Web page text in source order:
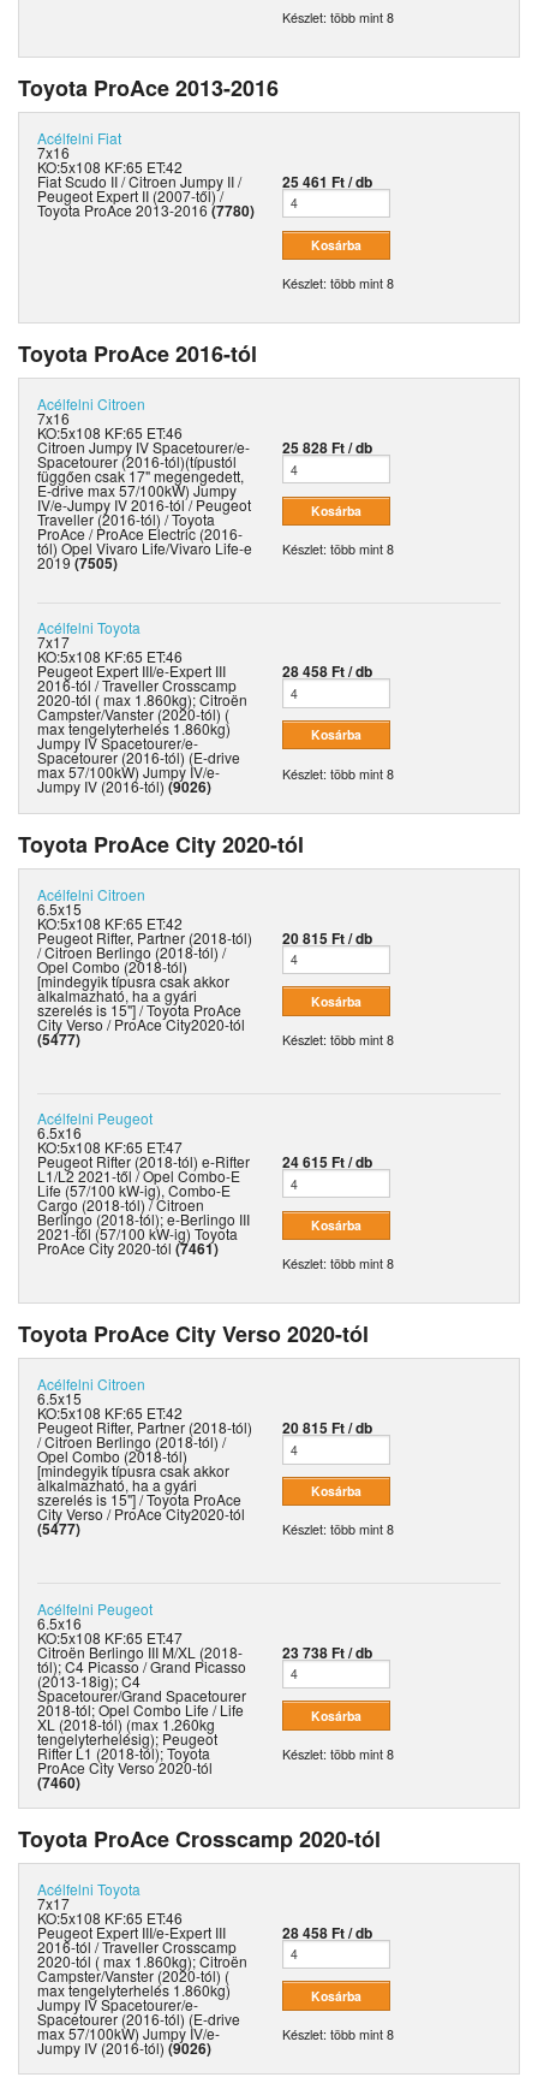
Készlet: több mint 8
Toyota ProAce 2013-2016
Acélfelni Fiat
7x16
KO:5x108 KF:65 ET:42
Fiat Scudo II / Citroen Jumpy II /
Peugeot Expert II (2007-től) /
Toyota ProAce 2013-2016 (7780)
25 461 Ft / db
Készlet: több mint 8
Toyota ProAce 2016-tól
Acélfelni Citroen
7x16
KO:5x108 KF:65 ET:46
Citroen Jumpy IV Spacetourer/e-
Spacetourer (2016-tól)(típustól
függően csak 17" megengedett,
E-drive max 57/100kW) Jumpy
IV/e-Jumpy IV 2016-tól / Peugeot
Traveller (2016-tól) / Toyota
ProAce / ProAce Electric (2016-
tól) Opel Vivaro Life/Vivaro Life-e
2019(7505)
25 828 Ft / db
Készlet: több mint 8
Acélfelni Toyota
7x17
KO:5x108 KF:65 ET:46
Peugeot Expert III/e-Expert III
2016-tól / Traveller Crosscamp
2020-tól ( max 1.860kg); Citroën
Campster/Vanster (2020-tól) (
max tengelyterhelés 1.860kg)
Jumpy IV Spacetourer/e-
Spacetourer (2016-tól) (E-drive
max 57/100kW) Jumpy IV/e-
Jumpy IV (2016-tól) (9026)
28 458 Ft / db
Készlet: több mint 8
Toyota ProAce City 2020-tól
Acélfelni Citroen
6.5x15
KO:5x108 KF:65 ET:42
Peugeot Rifter, Partner (2018-tól)
/ Citroen Berlingo (2018-tól) /
Opel Combo (2018-tól)
[mindegyik típusra csak akkor
alkalmazható, ha a gyári
szerelés is 15"] / Toyota ProAce
City Verso / ProAce City2020-tól
(5477)
20 815 Ft / db
Készlet: több mint 8
Acélfelni Peugeot
6.5x16
KO:5x108 KF:65 ET:47
Peugeot Rifter (2018-tól) e-Rifter
L1/L2 2021-től / Opel Combo-E
Life (57/100 kW-ig), Combo-E
Cargo (2018-tól) / Citroen
Berlingo (2018-tól); e-Berlingo III
2021-től (57/100 kW-ig) Toyota
ProAce City 2020-tól (7461)
24 615 Ft / db
Készlet: több mint 8
Toyota ProAce City Verso 2020-tól
Acélfelni Citroen
6.5x15
KO:5x108 KF:65 ET:42
Peugeot Rifter, Partner (2018-tól)
/ Citroen Berlingo (2018-tól) /
Opel Combo (2018-tól)
[mindegyik típusra csak akkor
alkalmazható, ha a gyári
szerelés is 15"] / Toyota ProAce
City Verso / ProAce City2020-tól
(5477)
20 815 Ft / db
Készlet: több mint 8
Acélfelni Peugeot
6.5x16
KO:5x108 KF:65 ET:47
Citroën Berlingo III M/XL (2018-
tól); C4 Picasso / Grand Picasso
(2013-18ig); C4
Spacetourer/Grand Spacetourer
2018-tól; Opel Combo Life / Life
XL (2018-tól) (max 1.260kg
tengelyterhelésig); Peugeot
Rifter L1 (2018-tól); Toyota
ProAce City Verso 2020-tól
(7460)
23 738 Ft / db
Készlet: több mint 8
Toyota ProAce Crosscamp 2020-tól
Acélfelni Toyota
7x17
KO:5x108 KF:65 ET:46
Peugeot Expert III/e-Expert III
2016-tól / Traveller Crosscamp
2020-tól ( max 1.860kg); Citroën
Campster/Vanster (2020-tól) (
max tengelyterhelés 1.860kg)
Jumpy IV Spacetourer/e-
Spacetourer (2016-tól) (E-drive
max 57/100kW) Jumpy IV/e-
Jumpy IV (2016-tól) (9026)
28 458 Ft / db
Készlet: több mint 8